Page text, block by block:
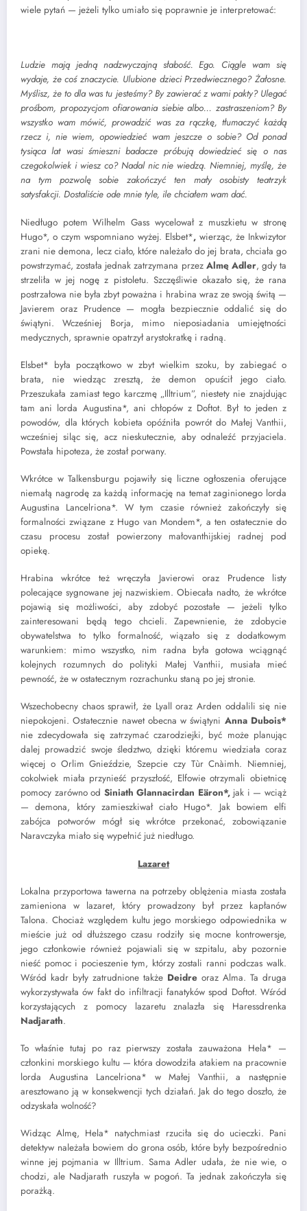
wiele pytań — jeżeli tylko umiało się poprawnie je interpretować:
Ludzie mają jedną nadzwyczajną słabość. Ego. Ciągle wam się
wydaje, że coś znaczycie. Ulubione dzieci Przedwiecznego? Żałosne.
Myślisz, że to dla was tu jesteśmy? By zawierać z wami pakty? Ulegać
prośbom, propozycjom ofiarowania siebie albo… zastraszeniom? By
wszystko wam mówić, prowadzić was za rączkę, tłumaczyć każdą
rzecz i, nie wiem, opowiedzieć wam jeszcze o sobie? Od ponad
tysiąca lat wasi śmieszni badacze próbują dowiedzieć się o nas
czegokolwiek i wiesz co? Nadal nic nie wiedzą. Niemniej, myślę, że
na tym pozwolę sobie zakończyć ten mały osobisty teatrzyk
satysfakcji. Dostaliście ode mnie tyle, ile chciałem wam dać.
Niedługo potem Wilhelm Gass wycelował z muszkietu w stronę
Hugo*, o czym wspomniano wyżej. Elsbet*,wierząc, że Inkwizytor
zrani nie demona, lecz ciało, które należało do jej brata, chciała go
powstrzymać, została jednak zatrzymana przez Almę Adler, gdy ta
strzeliła w jej nogę z pistoletu. Szczęśliwie okazało się, że rana
postrzałowa nie była zbyt poważna i hrabina wraz ze swoją świtą —
Javierem oraz Prudence — mogła bezpiecznie oddalić się do
świątyni. Wcześniej Borja, mimo nieposiadania umiejętności
medycznych, sprawnie opatrzył arystokratkę i radną.
Elsbet* była początkowo w zbyt wielkim szoku, by zabiegać o
brata, nie wiedząc zresztą, że demon opuścił jego ciało.
Przeszukała zamiast tego karczmę „Illtrium”, niestety nie znajdując
tam ani lorda Augustina*, ani chłopów z Doftot. Był to jeden z
powodów, dla których kobieta opóźniła powrót do Małej Vanthii,
wcześniej siląc się, acz nieskutecznie, aby odnaleźć przyjaciela.
Powstała hipoteza, że został porwany.
Wkrótce w Talkensburgu pojawiły się liczne ogłoszenia oferujące
niemałą nagrodę za każdą informację na temat zaginionego lorda
Augustina Lancelriona*. W tym czasie również zakończyły się
formalności związane z Hugo van Mondem*, a ten ostatecznie do
czasu procesu został powierzony małovanthijskiej radnej pod
opiekę.
Hrabina wkrótce też wręczyła Javierowi oraz Prudence listy
polecające sygnowane jej nazwiskiem. Obiecała nadto, że wkrótce
pojawią się możliwości, aby zdobyć pozostałe — jeżeli tylko
zainteresowani będą tego chcieli. Zapewnienie, że zdobycie
obywatelstwa to tylko formalność, wiązało się z dodatkowym
warunkiem: mimo wszystko, nim radna była gotowa wciągnąć
kolejnych rozumnych do polityki Małej Vanthii, musiała mieć
pewność, że w ostatecznym rozrachunku staną po jej stronie.
Wszechobecny chaos sprawił, że Lyall oraz Arden oddalili się nie
niepokojeni. Ostatecznie nawet obecna w świątyni Anna Dubois*
nie zdecydowała się zatrzymać czarodziejki, być może planując
dalej prowadzić swoje śledztwo, dzięki któremu wiedziała coraz
więcej o Orlim Gnieździe, Szepcie czy Tùr Cnàimh. Niemniej,
cokolwiek miała przynieść przyszłość, Elfowie otrzymali obietnicę
pomocy zarówno od Siniath Glannacirdan Eäron*,jak i — wciąż
— demona, który zamieszkiwał ciało Hugo*. Jak bowiem elfi
zabójca potworów mógł się wkrótce przekonać, zobowiązanie
Naravczyka miało się wypełnić już niedługo.
Lazaret
Lokalna przyportowa tawerna na potrzeby oblężenia miasta została
zamieniona w lazaret, który prowadzony był przez kapłanów
Talona. Chociaż względem kultu jego morskiego odpowiednika w
mieście już od dłuższego czasu rodziły się mocne kontrowersje,
jego członkowie również pojawiali się w szpitalu, aby pozornie
nieść pomoc i pocieszenie tym, którzy zostali ranni podczas walk.
Wśród kadr były zatrudnione także Deidre oraz Alma. Ta druga
wykorzystywała ów fakt do infiltracji fanatyków spod Doftot. Wśród
korzystających z pomocy lazaretu znalazła się Haressdrenka
Nadjarath.
To właśnie tutaj po raz pierwszy została zauważona Hela* —
członkini morskiego kultu — która dowodziła atakiem na pracownie
lorda Augustina Lancelriona* w Małej Vanthii, a następnie
aresztowano ją w konsekwencji tych działań. Jak do tego doszło, że
odzyskała wolność?
Widząc Almę, Hela* natychmiast rzuciła się do ucieczki. Pani
detektyw należała bowiem do grona osób, które były bezpośrednio
winne jej pojmania w Illtrium. Sama Adler udała, że nie wie, o
chodzi, ale Nadjarath ruszyła w pogoń. Ta jednak zakończyła się
porażką.